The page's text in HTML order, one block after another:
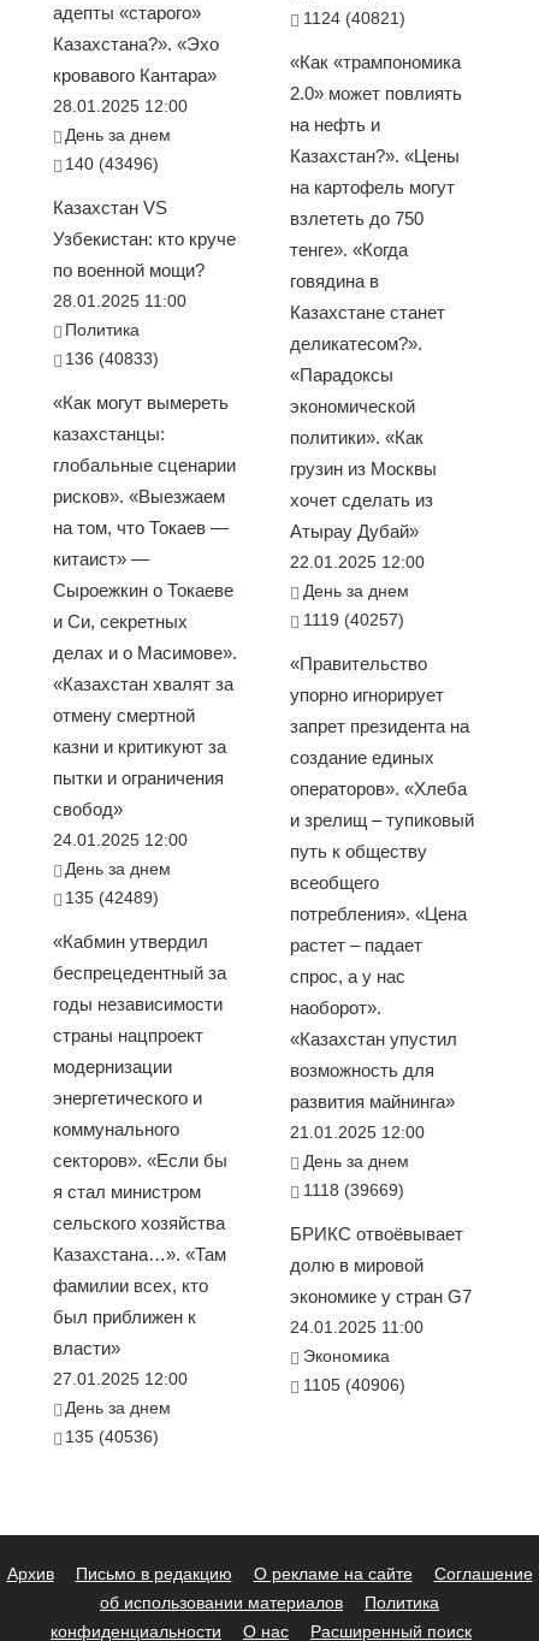
адепты «старого»
Казахстана?». «Эхо
кровавого Кантара»
28.01.2025 12:00
День за днем
140 (43496)
Казахстан VS
Узбекистан: кто круче
по военной мощи?
28.01.2025 11:00
Политика
136 (40833)
«Как могут вымереть
казахстанцы:
глобальные сценарии
рисков». «Выезжаем
на том, что Токаев —
китаист» —
Сыроежкин о Токаеве
и Си, секретных
делах и о Масимове».
«Казахстан хвалят за
отмену смертной
казни и критикуют за
пытки и ограничения
свобод»
24.01.2025 12:00
День за днем
135 (42489)
«Кабмин утвердил
беспрецедентный за
годы независимости
страны нацпроект
модернизации
энергетического и
коммунального
секторов». «Если бы
я стал министром
сельского хозяйства
Казахстана…». «Там
фамилии всех, кто
был приближен к
власти»
27.01.2025 12:00
День за днем
135 (40536)
1124 (40821)
«Как «трампономика
2.0» может повлиять
на нефть и
Казахстан?». «Цены
на картофель могут
взлететь до 750
тенге». «Когда
говядина в
Казахстане станет
деликатесом?».
«Парадоксы
экономической
политики». «Как
грузин из Москвы
хочет сделать из
Атырау Дубай»
22.01.2025 12:00
День за днем
1119 (40257)
«Правительство
упорно игнорирует
запрет президента на
создание единых
операторов». «Хлеба
и зрелищ – тупиковый
путь к обществу
всеобщего
потребления». «Цена
растет – падает
спрос, а у нас
наоборот».
«Казахстан упустил
возможность для
развития майнинга»
21.01.2025 12:00
День за днем
1118 (39669)
БРИКС отвоёвывает
долю в мировой
экономике у стран G7
24.01.2025 11:00
Экономика
1105 (40906)
Архив Письмо в редакцию О рекламе на сайте
Соглашение
об использовании материалов
Политика
конфиденциальности
О нас Расширенный поиск